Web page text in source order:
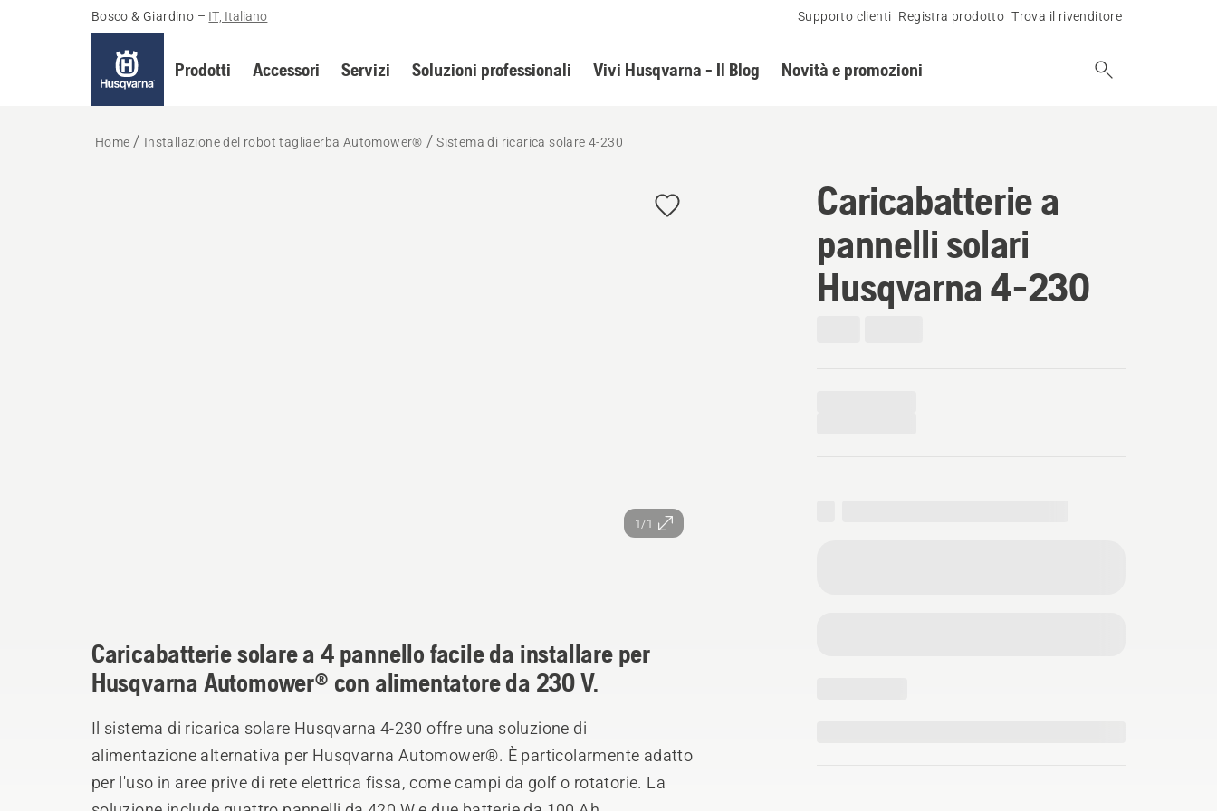
Bosco & Giardino – IT, Italiano Supporto clienti Registra prodotto Trova il rivenditore
Prodotti Accessori Servizi Soluzioni professionali Vivi Husqvarna - Il Blog Novità e promozioni
Home Installazione del robot tagliaerba Automower® Sistema di ricarica solare 4-230
1/1
Caricabatterie a
pannelli solari
Husqvarna 4-230
Caricabatterie solare a 4 pannello facile da installare per
Husqvarna Automower® con alimentatore da 230 V.
Il sistema di ricarica solare Husqvarna 4-230 offre una soluzione di
alimentazione alternativa per Husqvarna Automower®. È particolarmente adatto
per l'uso in aree prive di rete elettrica fissa, come campi da golf o rotatorie. La